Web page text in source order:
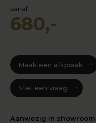
vanaf
680,-
Maak een afspraak
Stel een vraag
Aanwezig in showroom